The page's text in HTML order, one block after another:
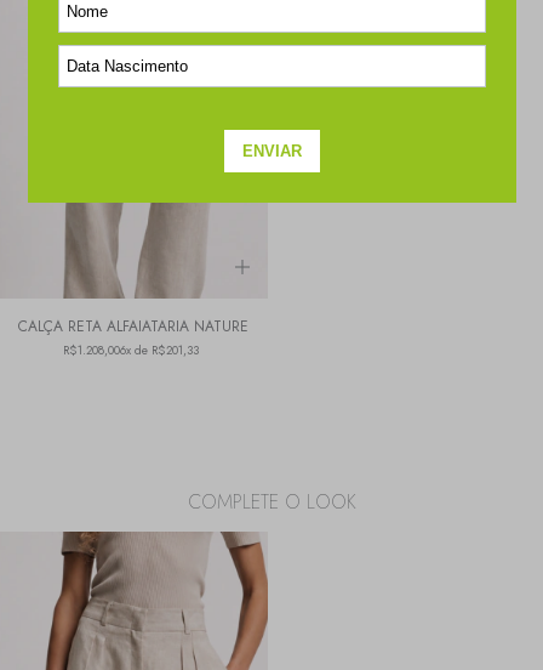
CALÇA RETA ALFAIATARIA NATURE
R$1.208,006x de R$201,33
COMPLETE O LOOK